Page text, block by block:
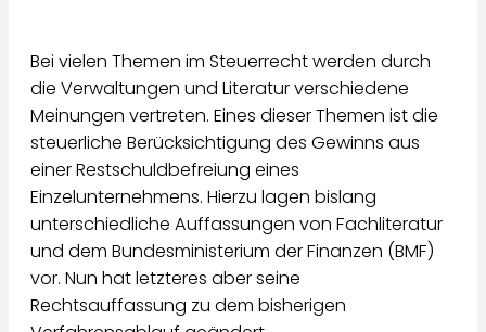
Bei vielen Themen im Steuerrecht werden durch
die Verwaltungen und Literatur verschiedene
Meinungen vertreten. Eines dieser Themen ist die
steuerliche Berücksichtigung des Gewinns aus
einer Restschuldbefreiung eines
Einzelunternehmens. Hierzu lagen bislang
unterschiedliche Auffassungen von Fachliteratur
und dem Bundesministerium der Finanzen (BMF)
vor. Nun hat letzteres aber seine
Rechtsauffassung zu dem bisherigen